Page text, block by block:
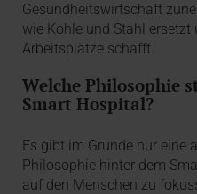
Gesundheitswirtschaft
wie Kohle und Stahl
Arbeitsplätze schafft.
Welche Philosophie
Smart Hospital?
Es gibt im Grunde nur eine
Philosophie hinter dem
auf den Menschen zu